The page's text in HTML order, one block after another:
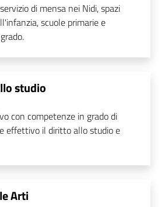
di mensa nei Nidi, spazi
scuole primarie e
studio
con competenze in grado di
effettivo il diritto allo studio e
Arti